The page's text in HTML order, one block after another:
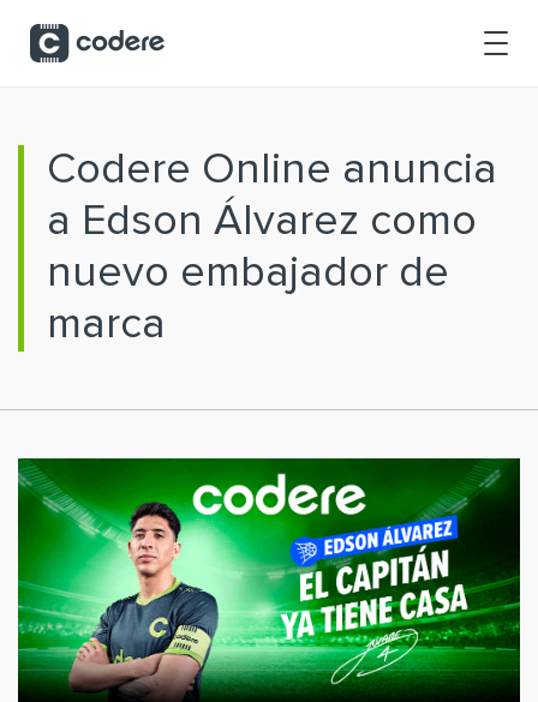
Codere Online anuncia
a Edson Álvarez como
nuevo embajador de
marca